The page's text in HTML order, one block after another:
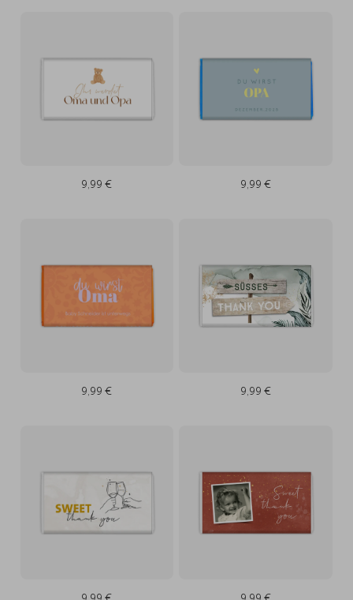
9,99 € 9,99 €
9,99 € 9,99 €
9,99 € 9,99 €